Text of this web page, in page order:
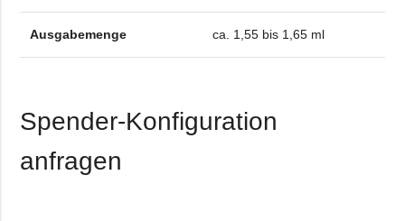
Ausgabemenge ca. 1,55 bis 1,65 ml
Spender-Konfiguration
anfragen